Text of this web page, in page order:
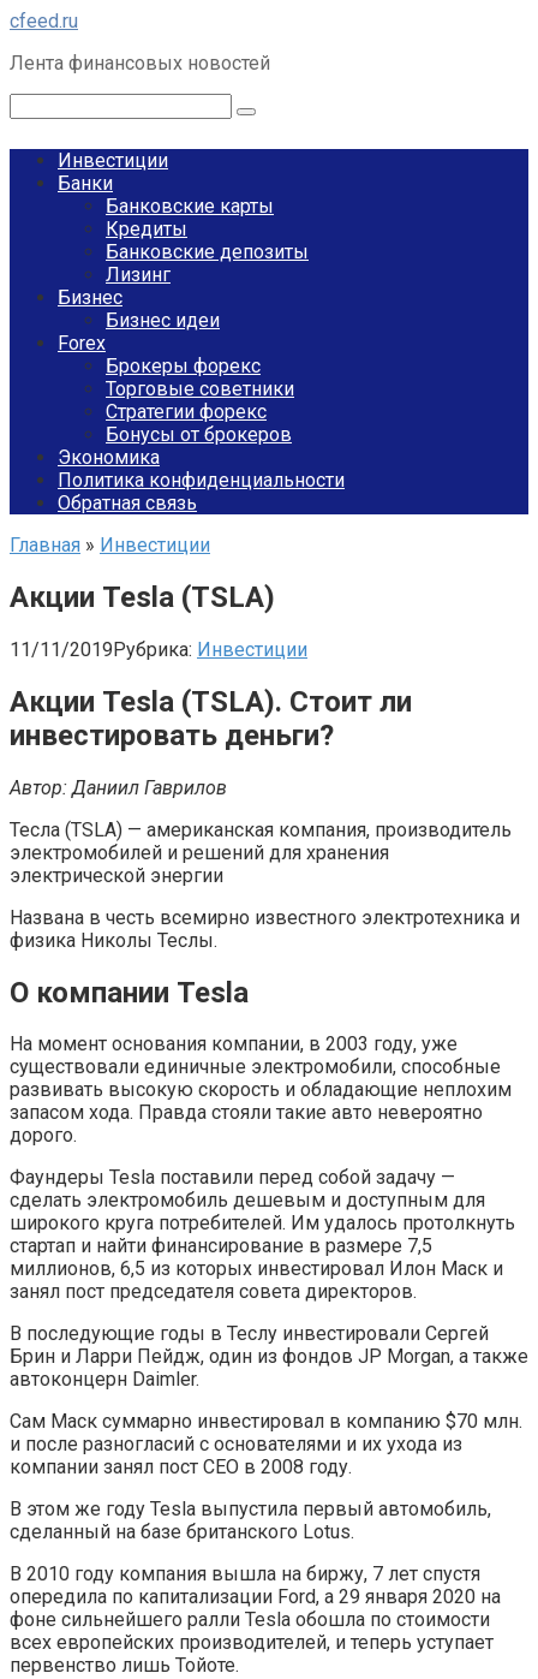
Перейти
контенту
cfeed.ru
Лента финансовых новостей
Инвестиции
Банки
Банковские карты
Кредиты
Банковские депозиты
Лизинг
Бизнес
Бизнес идеи
Forex
Брокеры форекс
Торговые советники
Стратегии форекс
Бонусы от брокеров
Экономика
Политика конфиденциальности
Обратная связь
Главная » Инвестиции
Акции Tesla (TSLA)
11/11/2019Рубрика: Инвестиции
Акции Tesla (TSLA). Стоит ли
инвестировать деньги?
Автор: Даниил Гаврилов
Тесла (TSLA) — американская компания, производитель
электромобилей и решений для хранения
электрической энергии
Названа в честь всемирно известного электротехника и
физика Николы Теслы.
О компании Tesla
На момент основания компании, в 2003 году, уже
существовали единичные электромобили, способные
развивать высокую скорость и обладающие неплохим
запасом хода. Правда стояли такие авто невероятно
дорого.
Фаундеры Tesla поставили перед собой задачу —
сделать электромобиль дешевым и доступным для
широкого круга потребителей. Им удалось протолкнуть
стартап и найти финансирование в размере 7,5
миллионов, 6,5 из которых инвестировал Илон Маск и
занял пост председателя совета директоров.
В последующие годы в Теслу инвестировали Сергей
Брин и Ларри Пейдж, один из фондов JP Morgan, а также
автоконцерн Daimler.
Сам Маск суммарно инвестировал в компанию $70 млн.
и после разногласий с основателями и их ухода из
компании занял пост CEO в 2008 году.
В этом же году Tesla выпустила первый автомобиль,
сделанный на базе британского Lotus.
В 2010 году компания вышла на биржу, 7 лет спустя
опередила по капитализации Ford, а 29 января 2020 на
фоне сильнейшего ралли Tesla обошла по стоимости
всех европейских производителей, и теперь уступает
первенство лишь Тойоте.